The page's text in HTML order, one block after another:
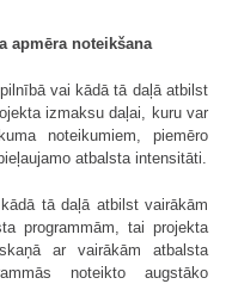
apmēra noteikšana
vai kādā tā daļā atbilst
izmaksu daļai, kuru var
noteikumiem, piemēro
atbalsta intensitāti.
tā daļā atbilst vairākām
programmām, tai projekta
ar vairākām atbalsta
noteikto augstāko